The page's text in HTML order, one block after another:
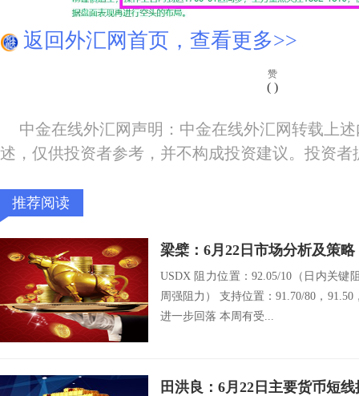
返回外汇网首页，查看更多>>
赞
( )
中金在线外汇网声明：中金在线外汇网转载上
述，仅供投资者参考，并不构成投资建议。投资
推荐阅读
梁檗：6月22日市场分析及策略
USDX 阻力位置：92.05/10（日内关键
周强阻力） 支持位置：91.70/80，
进一步回落 本周有受...
田洪良：6月22日主要货币